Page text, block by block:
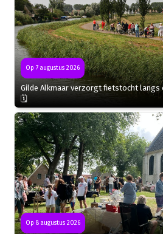
Op 7 augustus 2026
Gilde Alkmaar verzorgt fietstocht langs
🗓
Op 8 augustus 2026